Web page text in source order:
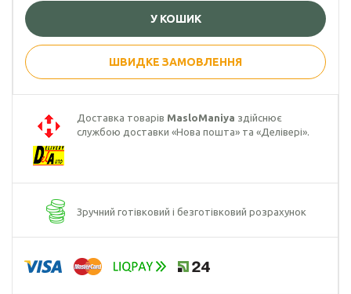
Гарбузова олія
Чорного кмину
олія
кондитерського
соняшника
Кокосова олія
У КОШИК
ШВИДКЕ ЗАМОВЛЕННЯ
Доставка товарів MasloManiya здійснює
службою доставки «Нова пошта» та «Делівері».
Зручний готівковий і безготівковий розрахунок